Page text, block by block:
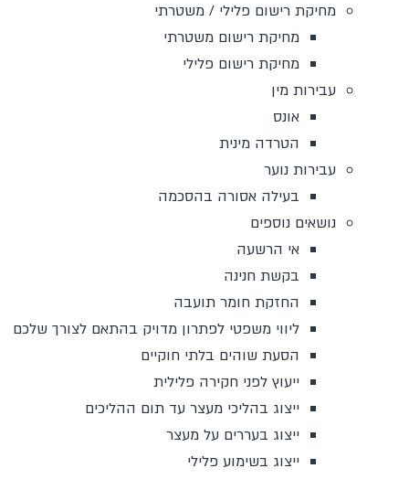
מחיקת רישום פלילי / משטרתי
מחיקת רישום משטרתי
מחיקת רישום פלילי
עבירות מין
אונס
הטרדה מינית
עבירות נוער
בעילה אסורה בהסכמה
נושאים נוספים
אי הרשעה
בקשת חנינה
החזקת חומר תועבה
ליווי משפטי לפתרון מדויק בהתאם לצורך שלכם
הסעת שוהים בלתי חוקיים
ייעוץ לפני חקירה פלילית
ייצוג בהליכי מעצר עד תום ההליכים
ייצוג בעררים על מעצר
ייצוג בשימוע פלילי